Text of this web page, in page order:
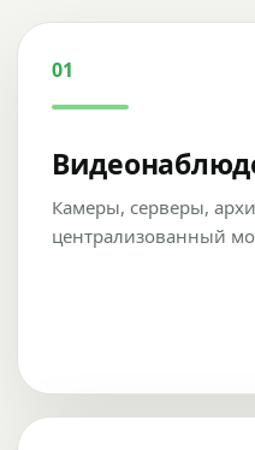
01
Камеры, серверы,
централизованный